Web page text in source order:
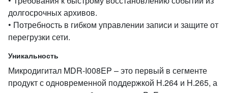
долгосрочных архивов.
• Потребность в гибком управлении записи и защите от
перегрузки сети.
Уникальность
Микродигитал MDR‑I008EP – это первый в сегменте
продукт с одновременной поддержкой H.264 и H.265, а